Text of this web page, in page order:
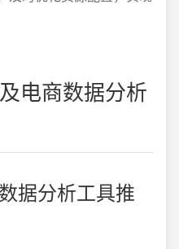
电商数据分析
据分析工具推